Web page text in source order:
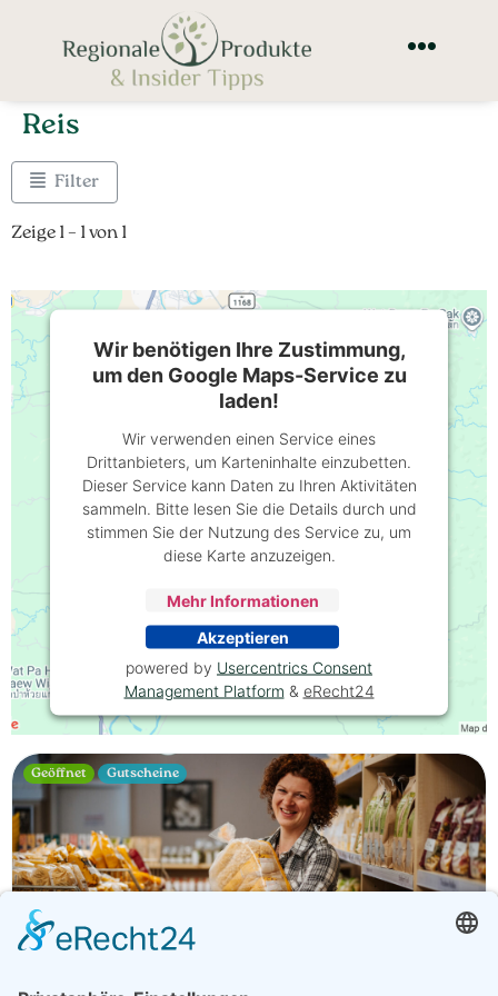
Reis
Filter
Zeige 1 – 1 von 1
Geöffnet Gutscheine
Wir benötigen Ihre Zustimmung,
um den Google Maps-Service zu
laden!
Wir verwenden einen Service eines
Drittanbieters, um Karteninhalte einzubetten.
Dieser Service kann Daten zu Ihren Aktivitäten
sammeln. Bitte lesen Sie die Details durch und
stimmen Sie der Nutzung des Service zu, um
diese Karte anzuzeigen.
Mehr Informationen
Akzeptieren
powered by Usercentrics Consent
Management Platform & eRecht24